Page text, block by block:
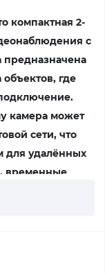
компактная 2-
с
предназначена
где
камера может
сети, что
для удалённых
временные
видео